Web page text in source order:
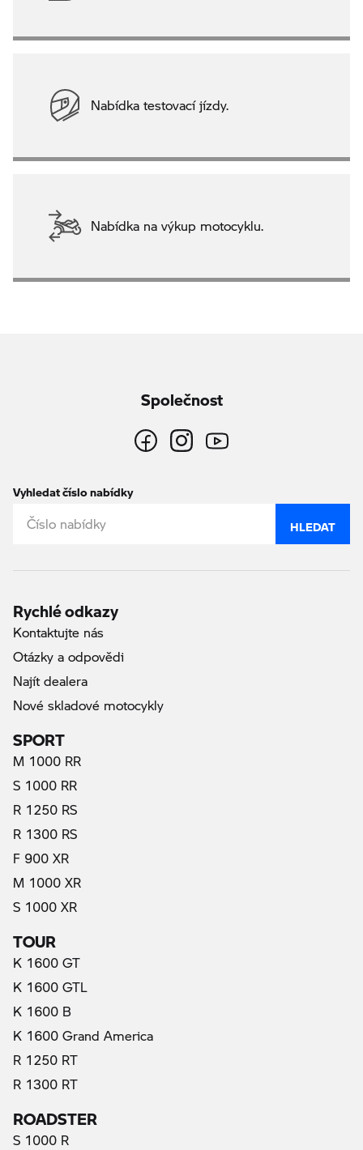
Nabídka testovací jízdy.
Nabídka na výkup motocyklu.
Společnost
Vyhledat číslo nabídky
HLEDAT
Rychlé odkazy
Kontaktujte nás
Otázky a odpovědi
Najít dealera
Nové skladové motocykly
SPORT
M 1000 RR
S 1000 RR
R 1250 RS
R 1300 RS
F 900 XR
M 1000 XR
S 1000 XR
TOUR
K 1600 GT
K 1600 GTL
K 1600 B
K 1600 Grand America
R 1250 RT
R 1300 RT
ROADSTER
S 1000 R